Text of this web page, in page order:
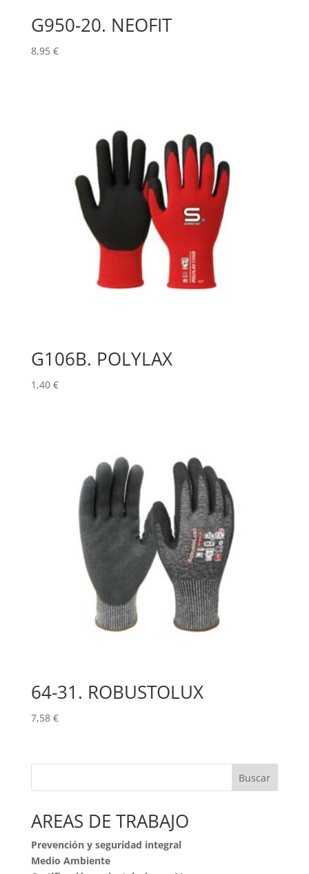
G950-20. NEOFIT
8,95 €
G106B. POLYLAX
1,40 €
64-31. ROBUSTOLUX
7,58 €
Buscar
AREAS DE TRABAJO
Prevención y seguridad integral
Medio Ambiente